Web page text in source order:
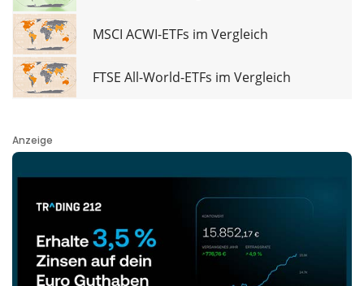
MSCI ACWI-ETFs im Vergleich
FTSE All-World-ETFs im Vergleich